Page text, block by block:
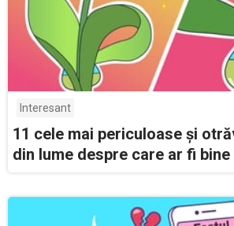
Interesant
11 cele mai periculoase și
din lume despre care ar fi